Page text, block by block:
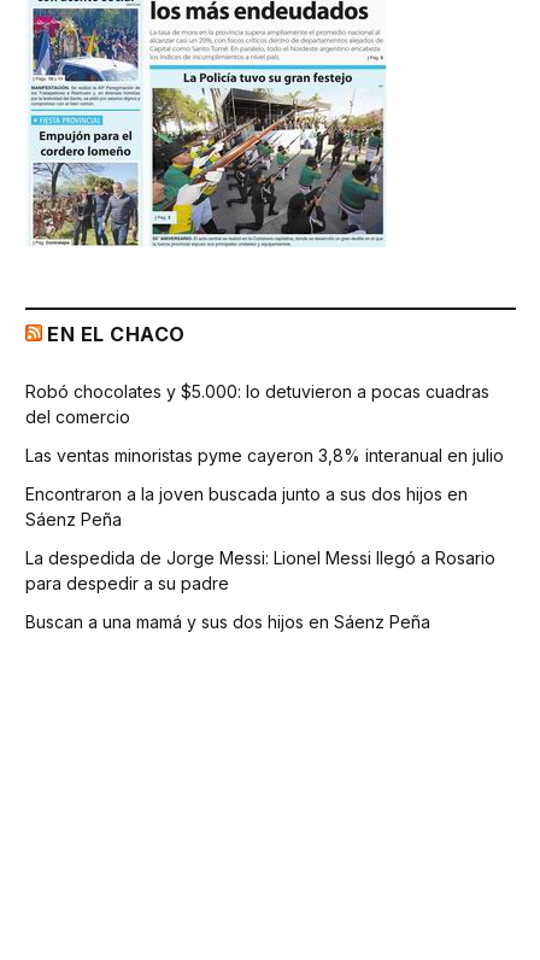
EN EL CHACO
Robó chocolates y $5.000: lo detuvieron a pocas cuadras
del comercio
Las ventas minoristas pyme cayeron 3,8% interanual en julio
Encontraron a la joven buscada junto a sus dos hijos en
Sáenz Peña
La despedida de Jorge Messi: Lionel Messi llegó a Rosario
para despedir a su padre
Buscan a una mamá y sus dos hijos en Sáenz Peña